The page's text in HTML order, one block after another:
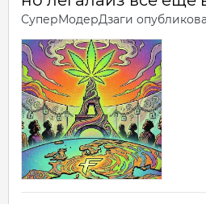
СуперМодерДзаги